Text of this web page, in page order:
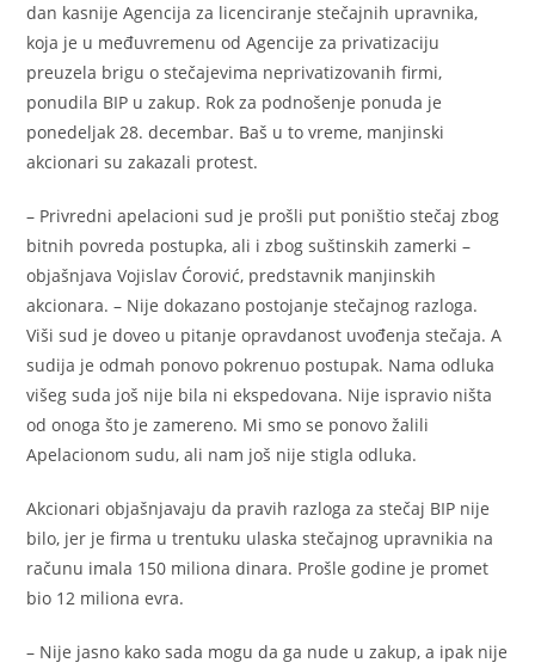
dan kasnije Agencija za licenciranje stečajnih upravnika,
koja je u međuvremenu od Agencije za privatizaciju
preuzela brigu o stečajevima neprivatizovanih firmi,
ponudila BIP u zakup. Rok za podnošenje ponuda je
ponedeljak 28. decembar. Baš u to vreme, manjinski
akcionari su zakazali protest.
– Privredni apelacioni sud je prošli put poništio stečaj zbog
bitnih povreda postupka, ali i zbog suštinskih zamerki –
objašnjava Vojislav Ćorović, predstavnik manjinskih
akcionara. – Nije dokazano postojanje stečajnog razloga.
Viši sud je doveo u pitanje opravdanost uvođenja stečaja. A
sudija je odmah ponovo pokrenuo postupak. Nama odluka
višeg suda još nije bila ni ekspedovana. Nije ispravio ništa
od onoga što je zamereno. Mi smo se ponovo žalili
Apelacionom sudu, ali nam još nije stigla odluka.
Akcionari objašnjavaju da pravih razloga za stečaj BIP nije
bilo, jer je firma u trentuku ulaska stečajnog upravnikia na
računu imala 150 miliona dinara. Prošle godine je promet
bio 12 miliona evra.
– Nije jasno kako sada mogu da ga nude u zakup, a ipak nije